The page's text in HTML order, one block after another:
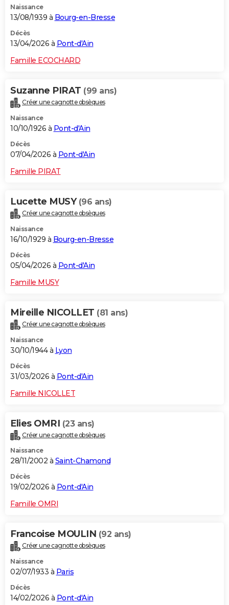
Naissance
13/08/1939 à Bourg-en-Bresse
Décès
13/04/2026 à Pont-d'Ain
Famille ECOCHARD
Suzanne PIRAT (99 ans)
Créer une cagnotte obsèques
Naissance
10/10/1926 à Pont-d'Ain
Décès
07/04/2026 à Pont-d'Ain
Famille PIRAT
Lucette MUSY (96 ans)
Créer une cagnotte obsèques
Naissance
16/10/1929 à Bourg-en-Bresse
Décès
05/04/2026 à Pont-d'Ain
Famille MUSY
Mireille NICOLLET (81 ans)
Créer une cagnotte obsèques
Naissance
30/10/1944 à Lyon
Décès
31/03/2026 à Pont-d'Ain
Famille NICOLLET
Elies OMRI (23 ans)
Créer une cagnotte obsèques
Naissance
28/11/2002 à Saint-Chamond
Décès
19/02/2026 à Pont-d'Ain
Famille OMRI
Francoise MOULIN (92 ans)
Créer une cagnotte obsèques
Naissance
02/07/1933 à Paris
Décès
14/02/2026 à Pont-d'Ain